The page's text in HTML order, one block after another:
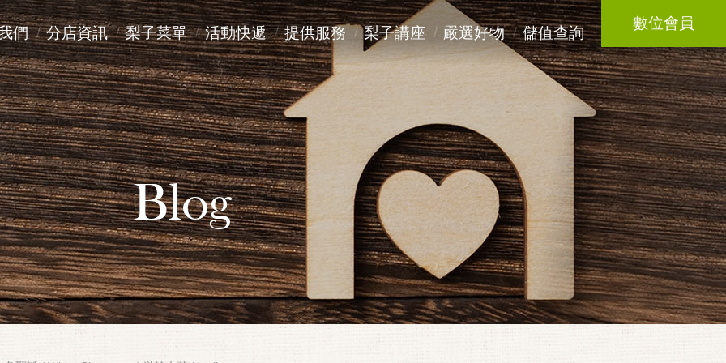
們 分店資訊 梨子菜單 活動快遞 提供服務 梨子講座 嚴選好物 儲值查詢
數位會員
Blog